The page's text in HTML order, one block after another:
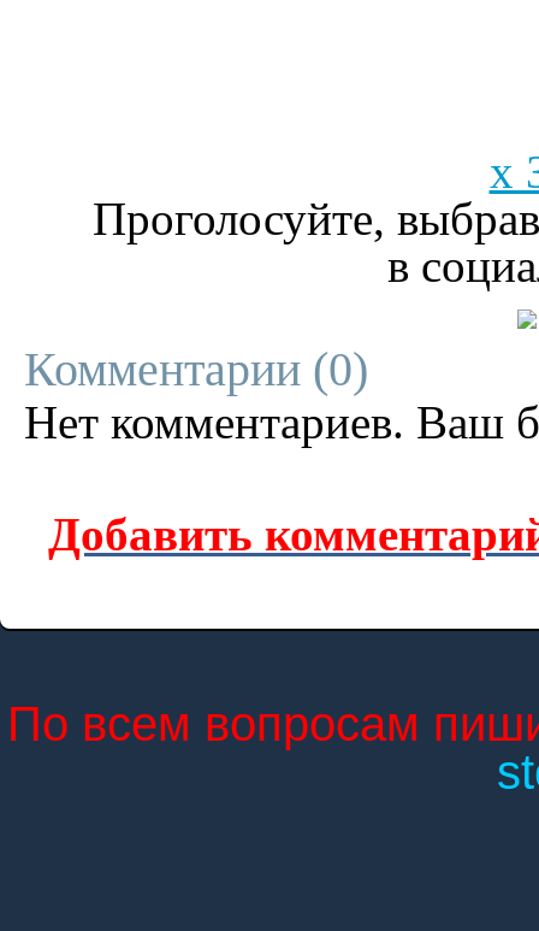
x
Проголосуйте,
в
Комментарии (0)
Нет комментариев. Ваш
Добавить
По всем вопросам